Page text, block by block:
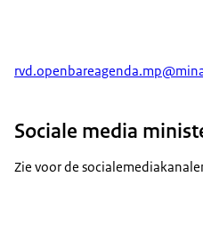
Sociale media
Zie voor de